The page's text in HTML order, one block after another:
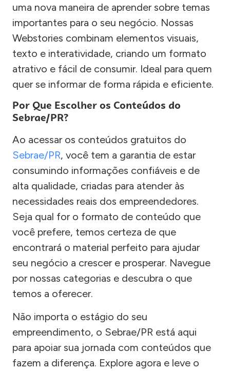
uma nova maneira de aprender sobre temas
importantes para o seu negócio. Nossas
Webstories combinam elementos visuais,
texto e interatividade, criando um formato
atrativo e fácil de consumir. Ideal para quem
quer se informar de forma rápida e eficiente.
Por Que Escolher os Conteúdos do
Sebrae/PR?
Ao acessar os conteúdos gratuitos do
Sebrae/PR, você tem a garantia de estar
consumindo informações confiáveis e de
alta qualidade, criadas para atender às
necessidades reais dos empreendedores.
Seja qual for o formato de conteúdo que
você prefere, temos certeza de que
encontrará o material perfeito para ajudar
seu negócio a crescer e prosperar. Navegue
por nossas categorias e descubra o que
temos a oferecer.
Não importa o estágio do seu
empreendimento, o Sebrae/PR está aqui
para apoiar sua jornada com conteúdos que
fazem a diferença. Explore agora e leve o